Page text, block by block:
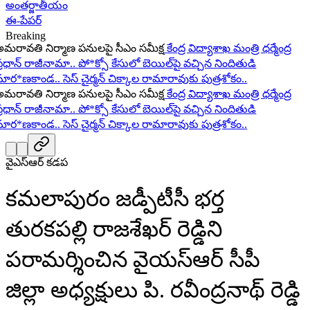
అంతర్జాతీయం
ఈ-పేపర్
Breaking
నిర్మాణ పనులపై సీఎం సమీక్ష కేంద్ర విద్యాశాఖ మంత్రి ధర్మేంద్ర
రాజీనామా.. పో*క్సో కేసులో బెయిల్‌పై వచ్చిన నిందితుడి
సెస్ చైర్మన్ చిక్కాల రామారావుకు పుత్రశోకం..
నిర్మాణ పనులపై సీఎం సమీక్ష కేంద్ర విద్యాశాఖ మంత్రి ధర్మేంద్ర
రాజీనామా.. పో*క్సో కేసులో బెయిల్‌పై వచ్చిన నిందితుడి
సెస్ చైర్మన్ చిక్కాల రామారావుకు పుత్రశోకం..
వైఎస్ఆర్ కడప
కమలాపురం జడ్పీటీసీ భర్త
తురకపల్లి రాజశేఖర్ రెడ్డిని
పరామర్శించిన వైయస్ఆర్ సీపీ
జిల్లా అధ్యక్షులు పి. రవీంద్రనాథ్ రెడ్డి